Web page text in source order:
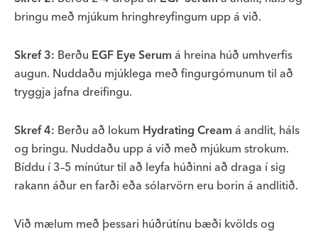
bringu með mjúkum hringhreyfingum upp á við.
Skref 3: Berðu EGF Eye Serum á hreina húð umhverfis
augun. Nuddaðu mjúklega með fingurgómunum til að
tryggja jafna dreifingu.
Skref 4: Berðu að lokum Hydrating Cream á andlit, háls
og bringu. Nuddaðu upp á við með mjúkum strokum.
Bíddu í 3–5 mínútur til að leyfa húðinni að draga í sig
rakann áður en farði eða sólarvörn eru borin á andlitið.
Við mælum með þessari húðrútínu bæði kvölds og